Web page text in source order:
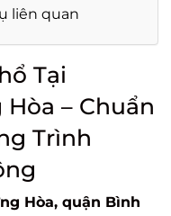
liên quan
Tại
– Chuẩn
Trình
Hòa, quận Bình